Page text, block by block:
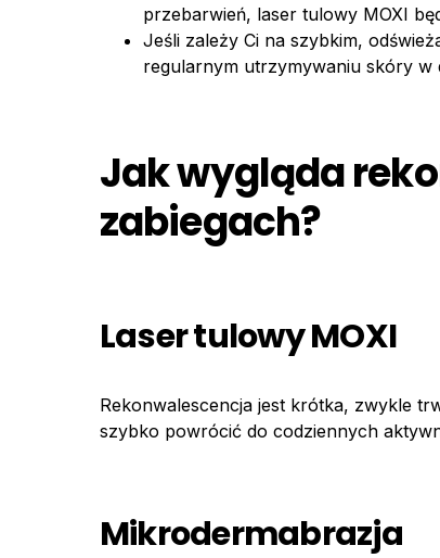
przebarwień, laser tulowy MOXI
Jeśli zależy Ci na szybkim,
regularnym utrzymywaniu skóry w
Jak wygląda
zabiegach?
Laser tulowy MOXI
Rekonwalescencja jest krótka, zwykle
szybko powrócić do codziennych
Mikrodermabrazja